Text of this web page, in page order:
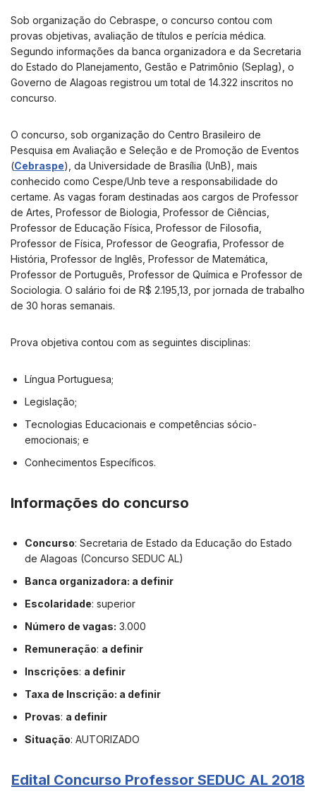
Sob organização do Cebraspe, o concurso contou com
provas objetivas, avaliação de títulos e perícia médica.
Segundo informações da banca organizadora e da Secretaria
do Estado do Planejamento, Gestão e Patrimônio (Seplag), o
Governo de Alagoas registrou um total de 14.322 inscritos no
concurso.
O concurso, sob organização do Centro Brasileiro de
Pesquisa em Avaliação e Seleção e de Promoção de Eventos
(Cebraspe), da Universidade de Brasília (UnB), mais
conhecido como Cespe/Unb teve a responsabilidade do
certame. As vagas foram destinadas aos cargos de Professor
de Artes, Professor de Biologia, Professor de Ciências,
Professor de Educação Física, Professor de Filosofia,
Professor de Física, Professor de Geografia, Professor de
História, Professor de Inglês, Professor de Matemática,
Professor de Português, Professor de Química e Professor de
Sociologia. O salário foi de R$ 2.195,13, por jornada de trabalho
de 30 horas semanais.
Prova objetiva contou com as seguintes disciplinas:
Língua Portuguesa;
Legislação;
Tecnologias Educacionais e competências sócio-
emocionais; e
Conhecimentos Específicos.
Informações do concurso
Concurso: Secretaria de Estado da Educação do Estado
de Alagoas (Concurso SEDUC AL)
Banca organizadora: a definir
Escolaridade: superior
Número de vagas: 3.000
Remuneração: a definir
Inscrições: a definir
Taxa de Inscrição: a definir
Provas: a definir
Situação: AUTORIZADO
Edital Concurso Professor SEDUC AL 2018